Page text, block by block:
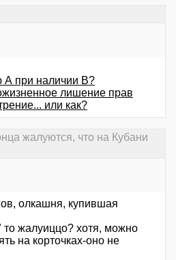
А при наличии В?
лишение прав
или как?
жалуются, что на Кубани
олкашня, купившая
то жалуиццо? хотя, можно
на корточках-оно не